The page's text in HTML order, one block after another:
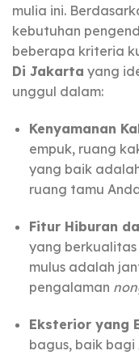
mulia ini.
kebutuhan
beberapa kriteria
Di Jakarta yang
unggul dalam:
Kenyamanan
empuk, ruang
yang baik
ruang tamu
Fitur Hiburan
yang
mulus adalah
pengalaman
Eksterior yang
bagus, baik